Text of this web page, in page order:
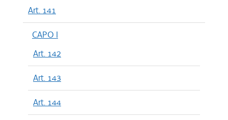
Art. 141
CAPO I
Art. 142
Art. 143
Art. 144